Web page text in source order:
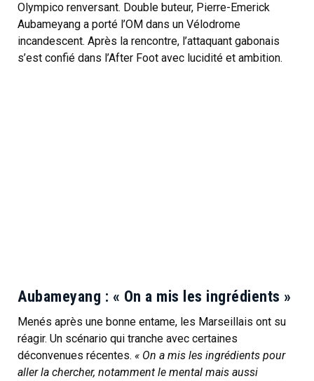
Olympico renversant. Double buteur, Pierre-Emerick
Aubameyang a porté l’OM dans un Vélodrome
incandescent. Après la rencontre, l’attaquant gabonais
s’est confié dans l’After Foot avec lucidité et ambition.
Aubameyang : « On a mis les ingrédients »
Menés après une bonne entame, les Marseillais ont su
réagir. Un scénario qui tranche avec certaines
déconvenues récentes. « On a mis les ingrédients pour
aller la chercher, notamment le mental mais aussi